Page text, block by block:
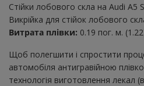
Стійки лобового скла на Audi A5
Викрійка для стійок лобового
Витрата плівки: 0.19 пог. м.
Щоб полегшити і спростити
автомобіля антигравійною
технологія виготовлення лекал